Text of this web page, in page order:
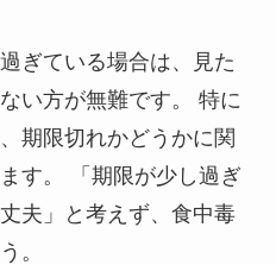
ぎている場合は、見た
い方が無難です。 特に
期限切れかどうかに関
す。 「期限が少し過ぎ
夫」と考えず、食中毒
。